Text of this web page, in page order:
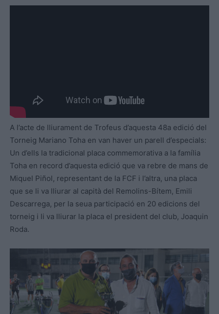
A l’acte de lliurament de Trofeus d’aquesta 48a edició del
Torneig Mariano Toha en van haver un parell d’especials:
Un d’ells la tradicional placa commemorativa a la família
Toha en record d’aquesta edició que va rebre de mans de
Miquel Piñol, representant de la FCF i l’altra, una placa
que se li va lliurar al capità del Remolins-Bítem, Emili
Descarrega, per la seua participació en 20 edicions del
torneig i li va lliurar la placa el president del club, Joaquin
Roda.